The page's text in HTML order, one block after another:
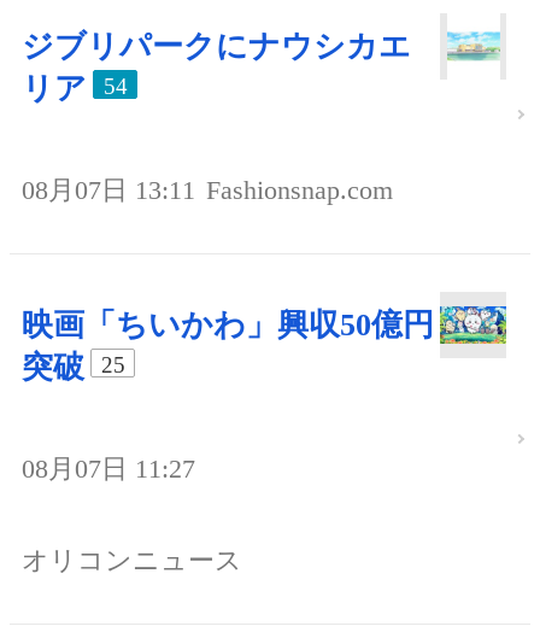
ジブリパークにナウシカエ
リア
54
08月07日 13:11 Fashionsnap.com
映画「ちいかわ」興収50億円
突破
25
08月07日 11:27
オリコンニュース